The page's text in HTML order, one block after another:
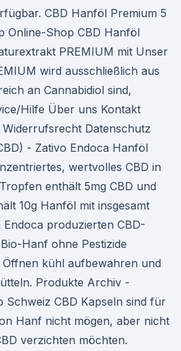
CBD Hanföl Premium 5
Online-Shop CBD Hanföl
PREMIUM mit Unser
wird ausschließlich aus
an Cannabidiol sind,
Hilfe Über uns Kontakt
Datenschutz
- Zativo Endoca Hanföl
wertvolles CBD in
enthält 5mg CBD und
10g Hanföl mit insgesamt
Endoca produzierten CBD-
Hanf ohne Pestizide
kühl aufbewahren und
Produkte Archiv -
Schweiz CBD Kapseln sind für
Hanf nicht mögen, aber nicht
verzichten möchten.